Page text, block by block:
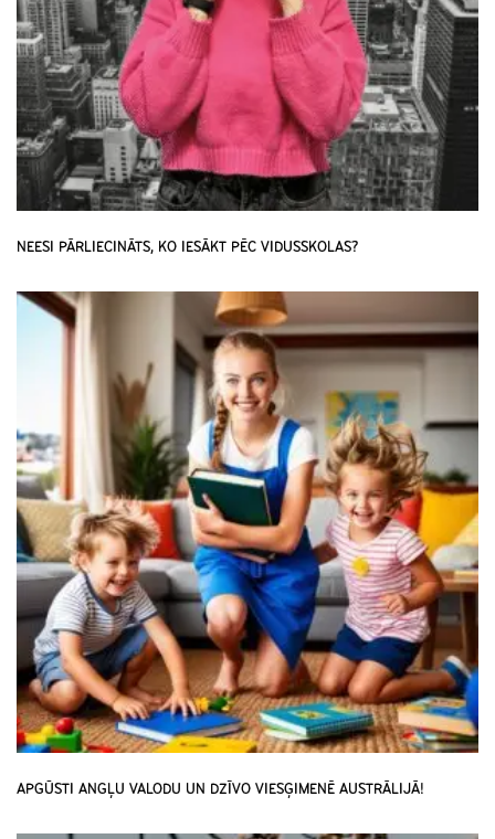
NEESI PĀRLIECINĀTS, KO IESĀKT PĒC VIDUSSKOLAS?
APGŪSTI ANGĻU VALODU UN DZĪVO VIESĢIMENĒ AUSTRĀLIJĀ!